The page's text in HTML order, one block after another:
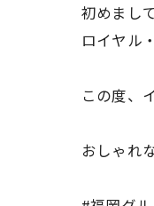
初めまして
ロイヤル
この度、
おしゃれ